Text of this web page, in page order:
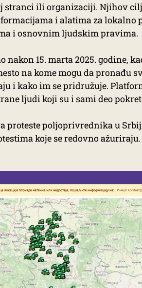
stranci ili organizaciji. Njihov
i alatima za lokalno
i osnovnim ljudskim pravima.
nakon 15. marta 2025. godine,
na kome mogu da pronađu
i kako im se pridružuje.
ljudi koji su i sami deo
proteste poljoprivrednika u
koje se redovno